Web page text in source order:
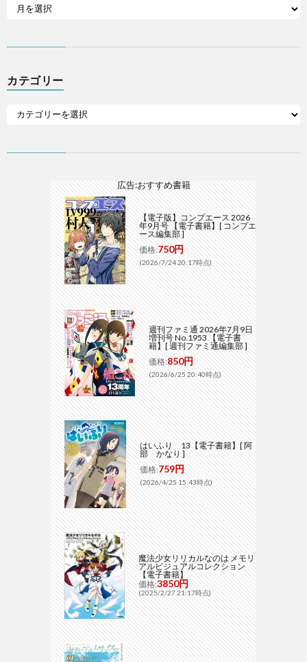
カテゴリー
広告:おすすめ書籍
【電子版】コンプエース 2026
年9月号 【電子書籍】[ コンプエ
ース編集部 ]
価格:750円
(2026/7/24 20:17時点)
週刊ファミ通 2026年7月9日
増刊号 No.1953 【電子書
籍】[ 週刊ファミ通編集部 ]
価格:850円
(2026/6/25 20:40時点)
はいふり 13【電子書籍】[ 阿
部 かなり ]
価格:759円
(2026/4/25 15:43時点)
魔法少女リリカルなのは メモリ
アルビジュアルコレクション
【電子書籍】
価格:3850円
(2025/2/27 21:17時点)